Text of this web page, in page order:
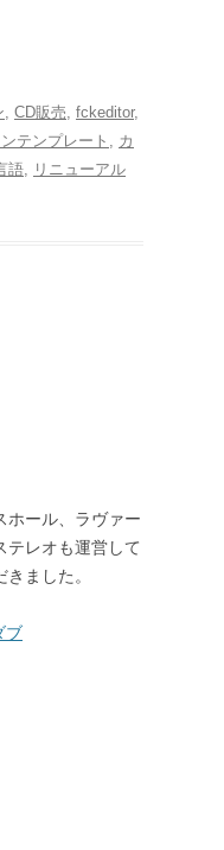
, CD販売, fckeditor,
テンプレート , カ
語, リニューアル
ホール、ラヴァー
テレオも運営して
ました。
ブ